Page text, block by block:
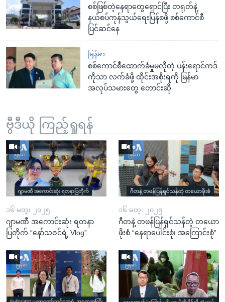
စစ်ဖြစ်တဲ့နေရာတွေရှောင်ပြီး တရုတ်နဲ့
နယ်စပ်ကုန်သွယ်ရေးပြန်စဖို့ စစ်ကောင်စီ
ပြင်ဆင်နေ
မြန်မာ
စစ်ကောင်စီထောက်ခံမှုမလိုတဲ့ ပန်းရောင်ကဒ်
ကိုသာ လက်ခံဖို့ ထိုင်းအစိုးရကို မြန်မာ
အလုပ်သမားတွေ တောင်းဆို
ဗွီဒီယို ကြည့်ရှုရန်
၁၆ မတ္၊ ၂၀၂၅
ဂျာမဏီ အကောင်းဆုံး ရတနာ
ပြတိုက် “နော်သဇင်ရဲ့ Vlog”
၁၆ မတ္၊ ၂၀၂၅
ဂီတနဲ့ တဖန်ပြန်ရှင်သန်တဲ့ တယော
ဖိုးစံ “နေရာပေါင်းစုံ၊ အကြောင်းစုံ”